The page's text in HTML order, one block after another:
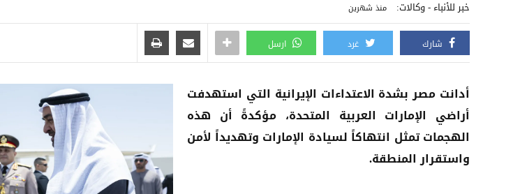
خبر للأنباء - وكالات: منذ شهرين
شارك غرد ارسل
أدانت مصر بشدة الاعتداءات الإيرانية التي استهدفت
أراضي الإمارات العربية المتحدة، مؤكدةً أن هذه
الهجمات تمثل انتهاكاً لسيادة الإمارات وتهديداً لأمن
واستقرار المنطقة.